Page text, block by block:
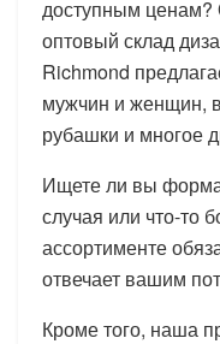
доступным ценам?
оптовый склад
Richmond
мужчин и женщин,
рубашки и многое
Ищете ли вы
случая или что-то
ассортименте
отвечает вашим
Кроме того, наша